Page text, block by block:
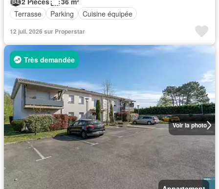
Terrasse
Parking Cuisine équipée
12 juil. 2026 sur Properstar
Voir la photo
Très demandée